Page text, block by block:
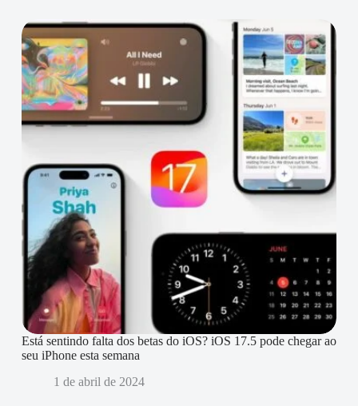
Está sentindo falta dos betas do iOS? iOS 17.5 pode chegar ao
seu iPhone esta semana
1 de abril de 2024